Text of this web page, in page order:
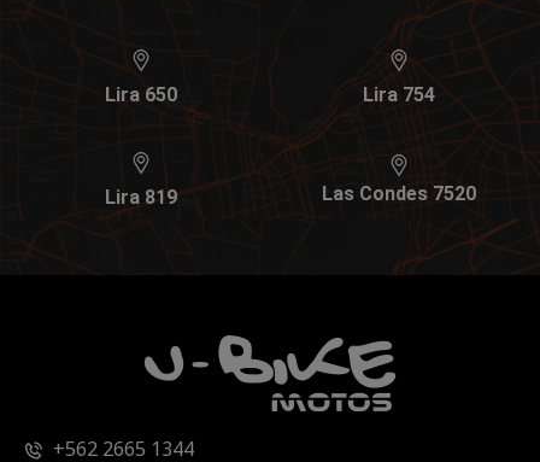
Lira 650 Lira 754
Lira 819 Las Condes 7520
+562 2665 1344